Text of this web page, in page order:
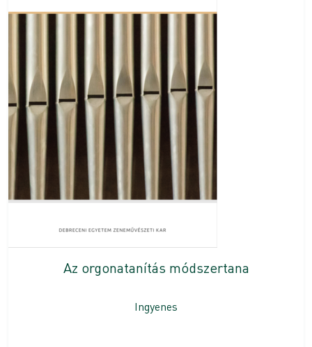
Az orgonatanítás módszertana
Ingyenes